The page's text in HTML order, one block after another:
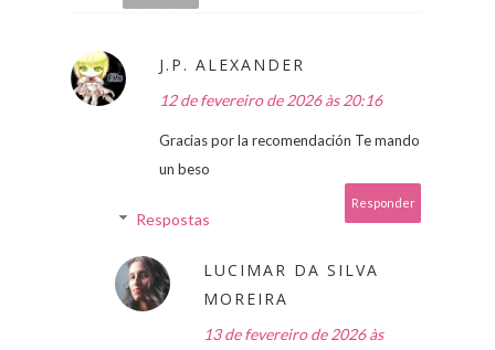
J.P. ALEXANDER
12 de fevereiro de 2026 às 20:16
Gracias por la recomendación Te mando
un beso
Responder
Respostas
LUCIMAR DA SILVA
MOREIRA
13 de fevereiro de 2026 às